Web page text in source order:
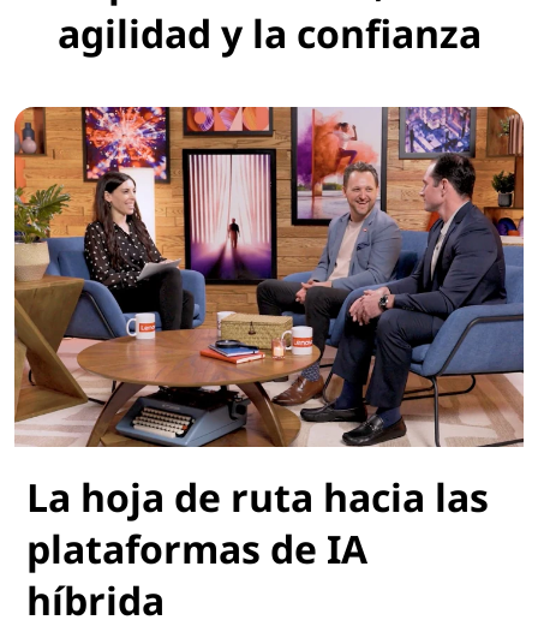
agilidad y la confianza
La hoja de ruta hacia las
plataformas de IA
híbrida